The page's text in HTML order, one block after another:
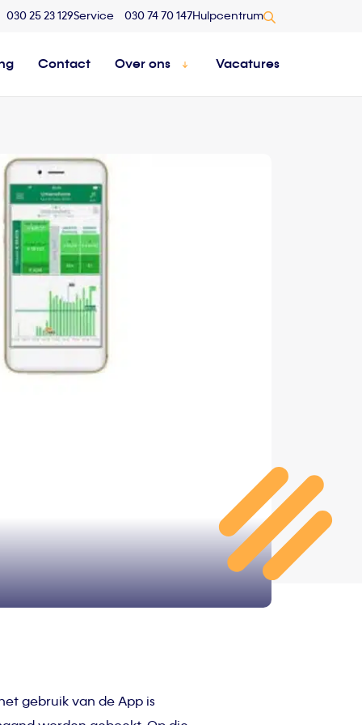
030 25 23 129Service 030 74 70 147Hulpcentrum
Contact Over ons Vacatures
gebruik van de App is